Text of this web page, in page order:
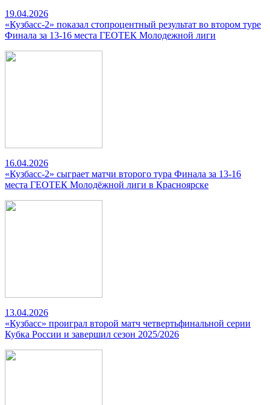
19.04.2026
«Кузбасс-2» показал стопроцентный результат во втором туре
Финала за 13-16 места ГЕОТЕК Молодежной лиги
16.04.2026
«Кузбасс-2» сыграет матчи второго тура Финала за 13-16
места ГЕОТЕК Молодёжной лиги в Красноярске
13.04.2026
«Кузбасс» проиграл второй матч четвертьфинальной серии
Кубка России и завершил сезон 2025/2026